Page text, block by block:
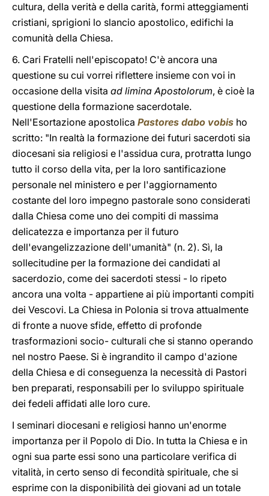
cultura, della verità e della carità, formi atteggiamenti
cristiani, sprigioni lo slancio apostolico, edifichi la
comunità della Chiesa.
6. Cari Fratelli nell'episcopato! C'è ancora una
questione su cui vorrei riflettere insieme con voi in
occasione della visita ad limina Apostolorum, è cioè la
questione della formazione sacerdotale.
Nell'Esortazione apostolica Pastores dabo vobis ho
scritto: "In realtà la formazione dei futuri sacerdoti sia
diocesani sia religiosi e l'assidua cura, protratta lungo
tutto il corso della vita, per la loro santificazione
personale nel ministero e per l'aggiornamento
costante del loro impegno pastorale sono considerati
dalla Chiesa come uno dei compiti di massima
delicatezza e importanza per il futuro
dell'evangelizzazione dell'umanità" (n. 2). Sì, la
sollecitudine per la formazione dei candidati al
sacerdozio, come dei sacerdoti stessi - lo ripeto
ancora una volta - appartiene ai più importanti compiti
dei Vescovi. La Chiesa in Polonia si trova attualmente
di fronte a nuove sfide, effetto di profonde
trasformazioni socio- culturali che si stanno operando
nel nostro Paese. Si è ingrandito il campo d'azione
della Chiesa e di conseguenza la necessità di Pastori
ben preparati, responsabili per lo sviluppo spirituale
dei fedeli affidati alle loro cure.
I seminari diocesani e religiosi hanno un'enorme
importanza per il Popolo di Dio. In tutta la Chiesa e in
ogni sua parte essi sono una particolare verifica di
vitalità, in certo senso di fecondità spirituale, che si
esprime con la disponibilità dei giovani ad un totale